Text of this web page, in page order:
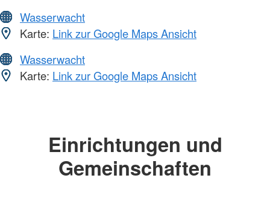
Wasserwacht
Karte: Link zur Google Maps Ansicht
Wasserwacht
Karte: Link zur Google Maps Ansicht
Einrichtungen und
Gemeinschaften